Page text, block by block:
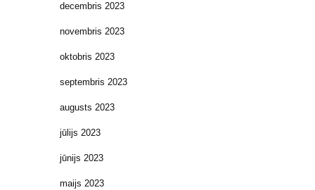
decembris 2023
novembris 2023
oktobris 2023
septembris 2023
augusts 2023
jūlijs 2023
jūnijs 2023
maijs 2023